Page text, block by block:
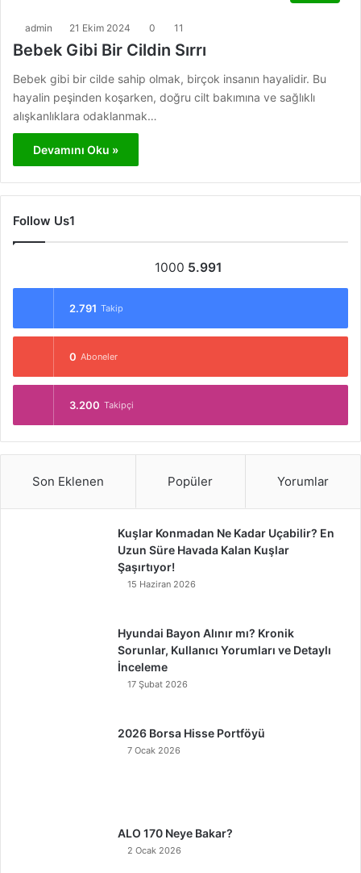
admin 21 Ekim 2024 0 11
Bebek Gibi Bir Cildin Sırrı
Bebek gibi bir cilde sahip olmak, birçok insanın hayalidir. Bu
hayalin peşinden koşarken, doğru cilt bakımına ve sağlıklı
alışkanlıklara odaklanmak…
Devamını Oku »
Follow Us1
1000 5.991
2.791 Takip
0 Aboneler
3.200 Takipçi
Son Eklenen Popüler Yorumlar
Kuşlar Konmadan Ne Kadar Uçabilir? En
Uzun Süre Havada Kalan Kuşlar
Şaşırtıyor!
15 Haziran 2026
Hyundai Bayon Alınır mı? Kronik
Sorunlar, Kullanıcı Yorumları ve Detaylı
İnceleme
17 Şubat 2026
2026 Borsa Hisse Portföyü
7 Ocak 2026
ALO 170 Neye Bakar?
2 Ocak 2026